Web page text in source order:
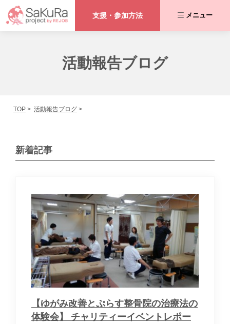
支援・参加方法 メニュー
活動内容
協力者の皆さま
支援・参加方法
お問い合わせ
運営会社
活動報告ブログ
TOP 活動報告ブログ
新着記事
【ゆがみ改善とぷらす整骨院の治療法の
体験会】 チャリティーイベントレポー